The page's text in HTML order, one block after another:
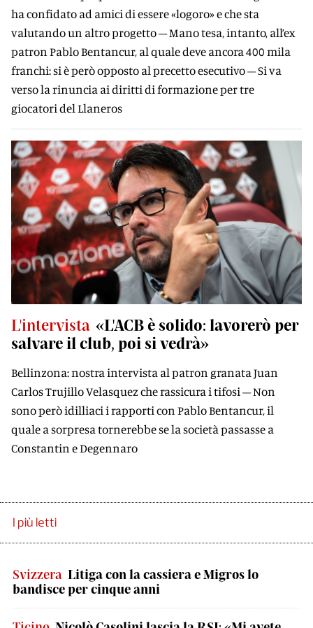
ha confidato ad amici di essere «logoro» e che sta
valutando un altro progetto – Mano tesa, intanto, all’ex
patron Pablo Bentancur, al quale deve ancora 400 mila
franchi: si è però opposto al precetto esecutivo – Si va
verso la rinuncia ai diritti di formazione per tre
giocatori del Llaneros
L'intervista «L'ACB è solido: lavorerò per
salvare il club, poi si vedrà»
Bellinzona: nostra intervista al patron granata Juan
Carlos Trujillo Velasquez che rassicura i tifosi – Non
sono però idilliaci i rapporti con Pablo Bentancur, il
quale a sorpresa tornerebbe se la società passasse a
Constantin e Degennaro
I più letti
Svizzera Litiga con la cassiera e Migros lo
bandisce per cinque anni